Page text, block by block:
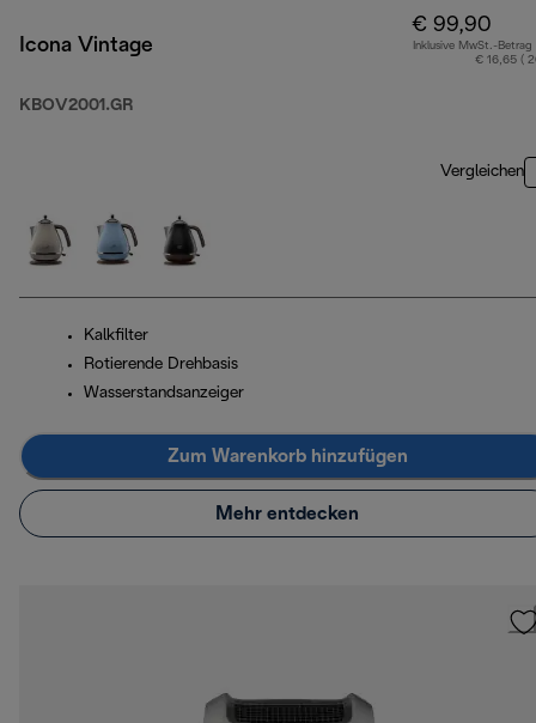
Icona Vintage
KBOV2001.GR
€ 99,90
Inklusive MwSt.-Betrag
€ 16,65 (
Vergleichen
Kalkfilter
Rotierende Drehbasis
Wasserstandsanzeiger
Zum Warenkorb hinzufügen
Mehr entdecken